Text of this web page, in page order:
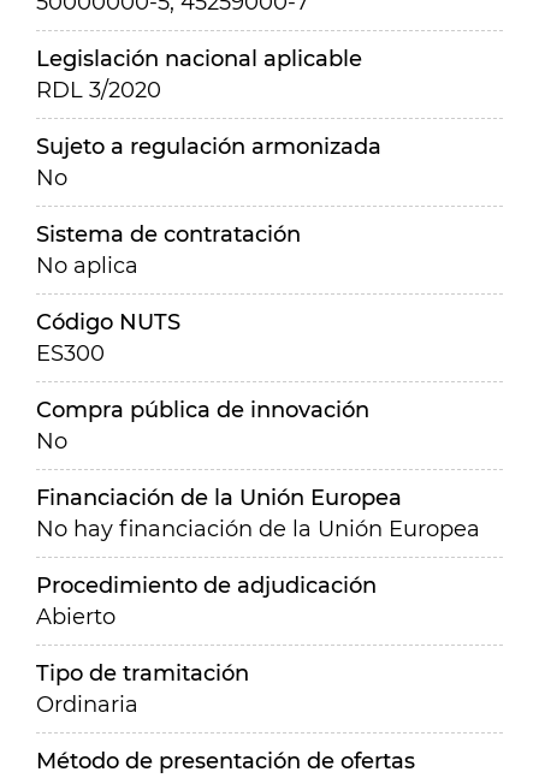
Legislación nacional aplicable
RDL 3/2020
Sujeto a regulación armonizada
No
Sistema de contratación
No aplica
Código NUTS
ES300
Compra pública de innovación
No
Financiación de la Unión Europea
No hay financiación de la Unión Europea
Procedimiento de adjudicación
Abierto
Tipo de tramitación
Ordinaria
Método de presentación de ofertas